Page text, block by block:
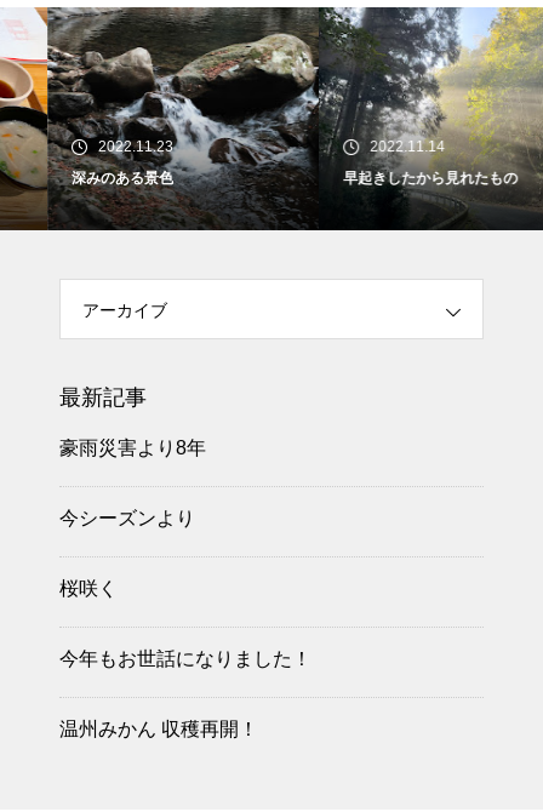
2022.11.23
深みのある景色
2022.11.14
早起きしたから見れたもの
アーカイブ
最新記事
豪雨災害より8年
今シーズンより
桜咲く
今年もお世話になりました！
温州みかん 収穫再開！